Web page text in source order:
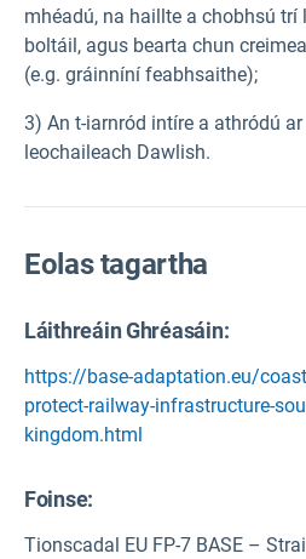
mhéadú, na haillte a chobhsú trí
boltáil, agus bearta chun
(e.g. gráinníní feabhsaithe);
3) An t-iarnród intíre a athródú
leochaileach Dawlish.
Eolas tagartha
Láithreáin Ghréasáin:
https://base-adaptation.eu/
protect-railway-infrastructure-
kingdom.html
Foinse:
Tionscadal EU FP-7 BASE –